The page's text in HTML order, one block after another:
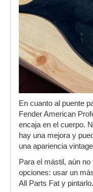
En cuanto al puente
Fender American
encaja en el cuerpo.
hay una mejora y
una apariencia
Para el mástil, aún
opciones: usar un
All Parts Fat y